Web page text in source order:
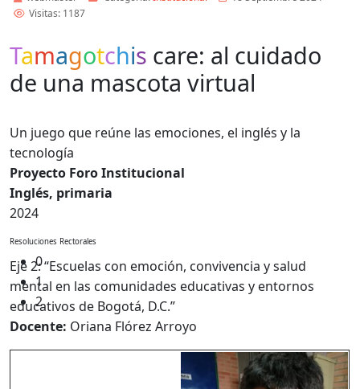
Resoluciones Rectorales
0
1
2
Visitas: 1187
Tamagotchis care: al cuidado
de una mascota virtual
Un juego que reúne las emociones, el inglés y la
tecnología
Proyecto Foro Institucional
Inglés, primaria
2024
Eje 2: “Escuelas con emoción, convivencia y salud
mental en las comunidades educativas y entornos
educativos de Bogotá, D.C.”
Docente: Oriana Flórez Arroyo